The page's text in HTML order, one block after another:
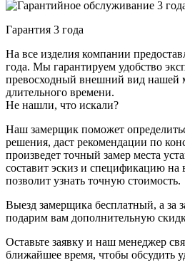
Гарантия 3 года
На все изделия компании
года. Мы гарантируем удобство
превосходный внешний вид нашей
длительного времени.
Не нашли, что искали?
Наш замерщик поможет
решения, даст рекомендации по
произведет точный замер места
составит эскиз и спецификацию на
позволит узнать точную стоимость.
Выезд замерщика бесплатный, а за
подарим вам дополнительную
Оставьте заявку и наш менеджер
ближайшее время, чтобы обсудить